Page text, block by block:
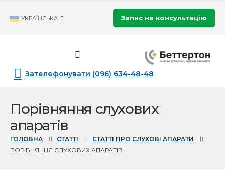
УКРАЇНСЬКА Запис на консультацію
Зателефонувати (096) 634-48-48
Порівняння слухових
апаратів
ГОЛОВНА СТАТТІ
СТАТТІ ПРО СЛУХОВІ АПАРАТИ
ПОРІВНЯННЯ СЛУХОВИХ АПАРАТІВ